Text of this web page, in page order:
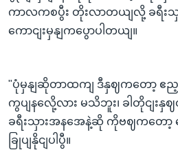
ကာလကစပွီး တိုးလာတယျလို့ ခရီးသှ
ကောငျးမှနျကပွောပါတယျ။
"ပုံမှနျဆိုတာထကျ ဒီနှဈကတော့ ဧည့
ကွပျနလေို့လား မသိဘူး၊ ခါတိုငျးနှ
ခရီးသှားအနအေနဲ့ဆို ကိုဗဈကတော့
ခြုပျနိုငျပါပွီ။